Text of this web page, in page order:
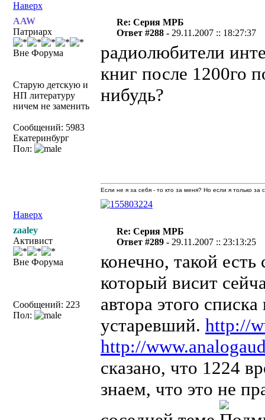
Наверх
AAW
Патриарх
Вне Форума
Старую детскую и
НП литературу
ничем не заменить
Сообщений: 5983
Екатеринбург
Пол:
Re: Серия МРБ
Ответ #288 - 29.11.2007 :: 18:27:37
радиолюбители
книг после 1200го
нибудь?
Наверх
Если не я за себя - то кто за меня? Но если я только
zaaley
Активист
Вне Форума
Сообщений: 223
Пол:
Re: Серия МРБ
Ответ #289 - 29.11.2007 :: 23:13:25
конечно, такой есть
который висит
автора этого
устаревший. http://
http://
сказано, что 1224
знаем, что это не